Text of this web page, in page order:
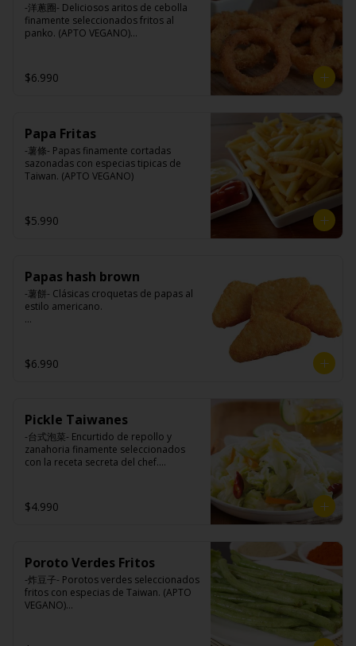
-洋蔥圈- Deliciosos aritos de cebolla
finamente seleccionados fritos al
panko. (APTO VEGANO)
Ingredientes:
$6.990
Papa Fritas
-薯條- Papas finamente cortadas
sazonadas con especias tipicas de
Taiwan. (APTO VEGANO)
$5.990
Papas hash brown
-薯餅- Clásicas croquetas de papas al
estilo americano.
Ingredientes:
Papa, aceite de girasol, sal, cebolla en
$6.990
Pickle Taiwanes
-台式泡菜- Encurtido de repollo y
zanahoria finamente seleccionados
con la receta secreta del chef.
Ingredientes:
$4.990
Poroto Verdes Fritos
-炸豆子- Porotos verdes seleccionados
fritos con especias de Taiwan. (APTO
VEGANO)